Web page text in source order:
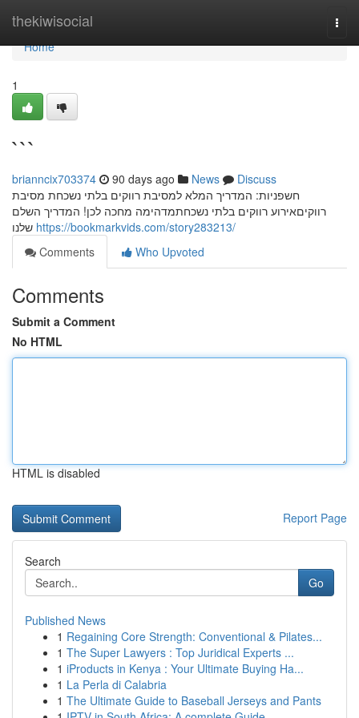
thekiwisocial
Home
Home
1
```
brianncix703374 90 days ago News
Discuss
חשפניות: המדריך המלא למסיבת רווקים בלתי נשכחת מסיבת
רווקיםאירוע רווקים בלתי נשכחתמדהימה מחכה לכן! המדריך השלם
https://bookmarkvids.com/story283213/
Comments
Who Upvoted
Comments
Submit a Comment
No HTML
HTML is disabled
Report Page
Search
Go
Published News
1 Regaining Core Strength: Conventional & Pilates...
1 The Super Lawyers : Top Juridical Experts ...
1 iProducts in Kenya : Your Ultimate Buying Ha...
1 La Perla di Calabria
1 The Ultimate Guide to Baseball Jerseys and Pants